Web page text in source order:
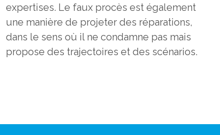
expertises. Le faux procès est également
une manière de projeter des réparations,
dans le sens où il ne condamne pas mais
propose des trajectoires et des scénarios.